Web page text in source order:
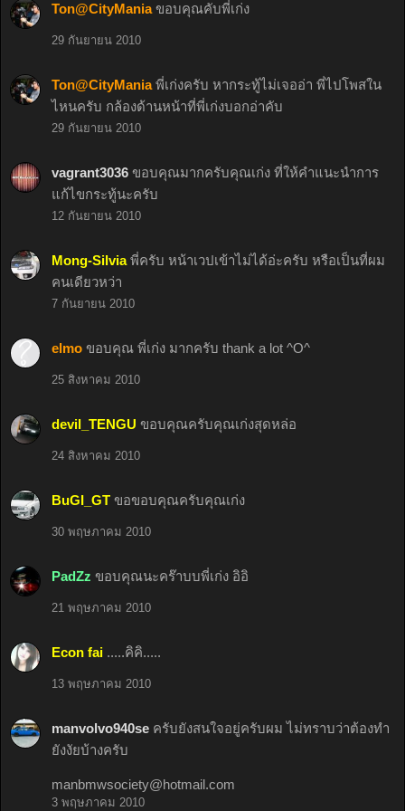
Ton@CityMania ขอบคุณคับพี่เก่ง
29 กันยายน 2010
Ton@CityMania พี่เก่งครับ หากระทู้ไม่เจออ่า พี่ไปโพสใน
ไหนครับ กล้องด้านหน้าที่พี่เก่งบอกอ่าคับ
29 กันยายน 2010
vagrant3036 ขอบคุณมากครับคุณเก่ง ที่ให้คำแนะนำการ
แก้ไขกระทู้นะครับ
12 กันยายน 2010
Mong-Silvia พี่ครับ หน้าเวปเข้าไม่ได้อ่ะครับ หรือเป็นที่ผม
คนเดียวหว่า
7 กันยายน 2010
elmo ขอบคุณ พี่เก่ง มากครับ thank a lot ^O^
25 สิงหาคม 2010
devil_TENGU ขอบคุณครับคุณเก่งสุดหล่อ
24 สิงหาคม 2010
BuGI_GT ขอขอบคุณครับคุณเก่ง
30 พฤษภาคม 2010
PadZz ขอบคุณนะคร๊าบบพี่เก่ง อิอิ
21 พฤษภาคม 2010
Econ fai .....คิคิ.....
13 พฤษภาคม 2010
manvolvo940se ครับยังสนใจอยู่ครับผม ไม่ทราบว่าต้องทำ
ยังงัยบ้างครับ
manbmwsociety@hotmail.com
3 พฤษภาคม 2010